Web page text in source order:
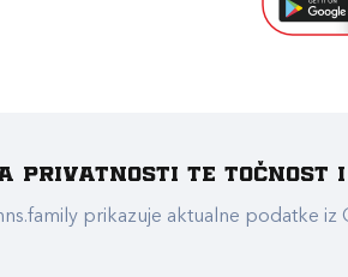
privatnosti te točnost i
prikazuje aktualne podatke